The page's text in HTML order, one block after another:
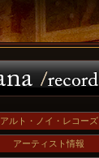
アルト・ノイ・レコーズ
アーティスト情報